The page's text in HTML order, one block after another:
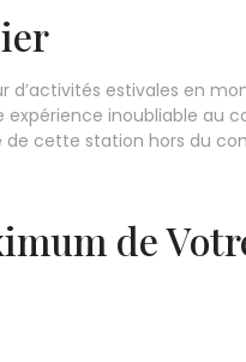
d’activités estivales en
inoubliable au
de cette station hors du
de